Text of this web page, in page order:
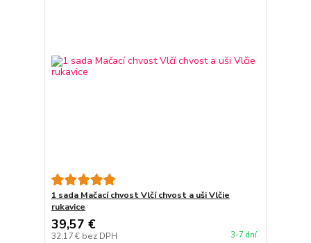
1 sada Mačací chvost Vlčí chvost a uši Vlčie
rukavice
39,57 €
32,17 € bez DPH 3-7 dní